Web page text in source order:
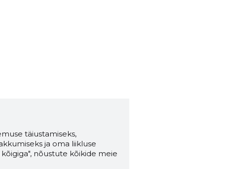
täiustamiseks,
ja oma liikluse
nõustute kõikide meie